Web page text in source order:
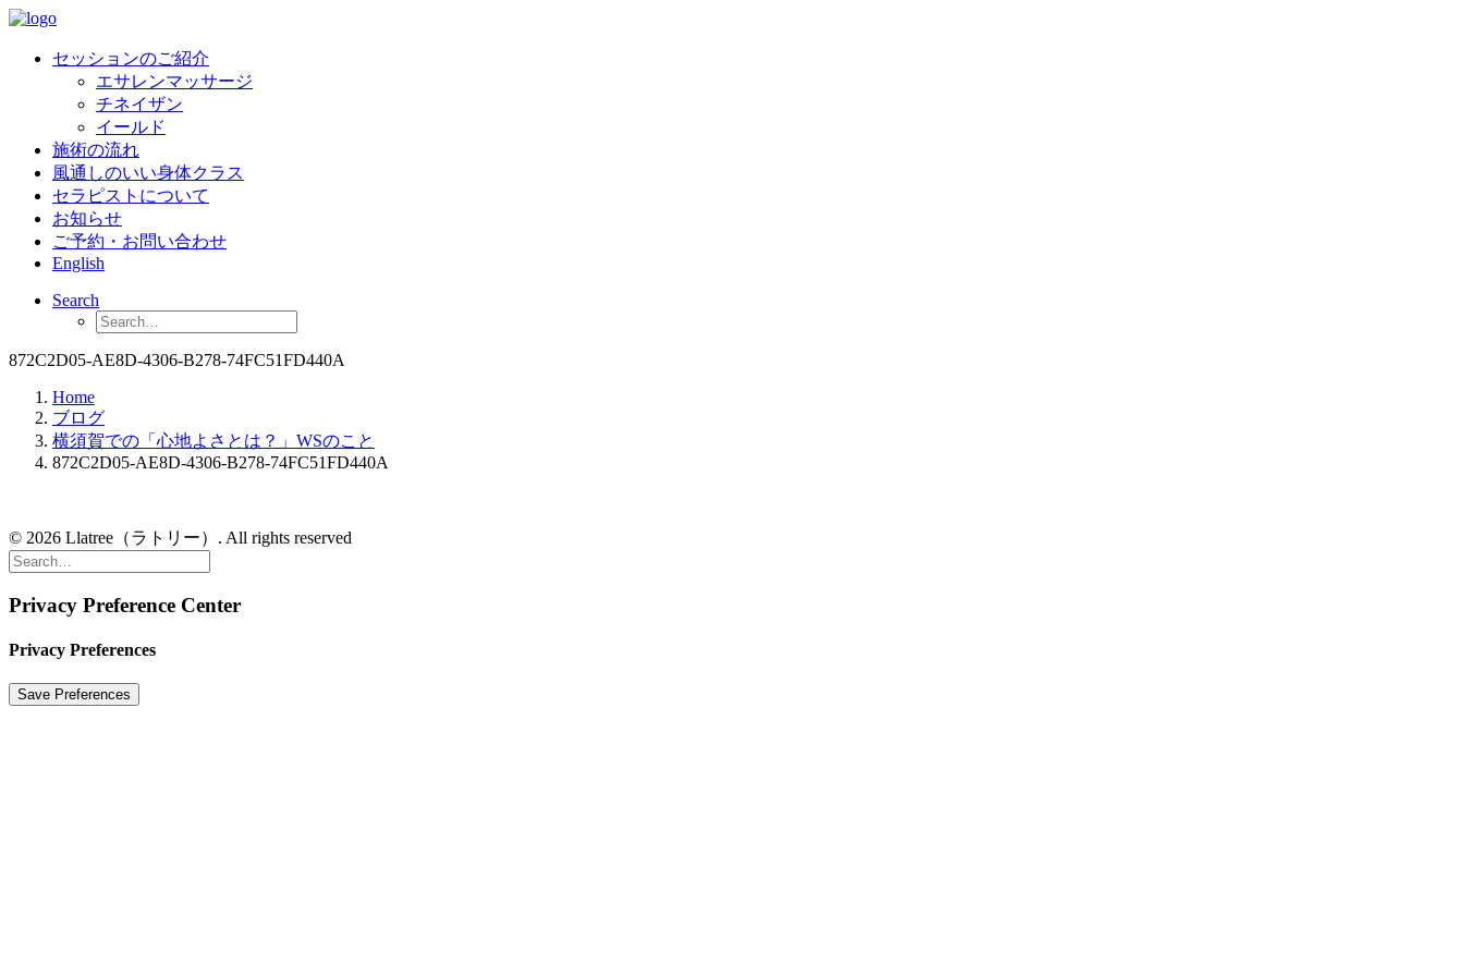
セッションのご紹介
エサレンマッサージ
チネイザン
イールド
施術の流れ
風通しのいい身体クラス
セラピストについて
お知らせ
ご予約・お問い合わせ
English
Search
872C2D05-AE8D-4306-B278-74FC51FD440A
Home
ブログ
横須賀での「心地よさとは？」WSのこと
872C2D05-AE8D-4306-B278-74FC51FD440A
© 2026 Llatree（ラトリー）. All rights reserved
Privacy Preference Center
Privacy Preferences